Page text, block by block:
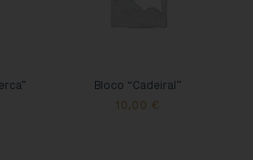
Bloco “Cadeiral”
10,00 €